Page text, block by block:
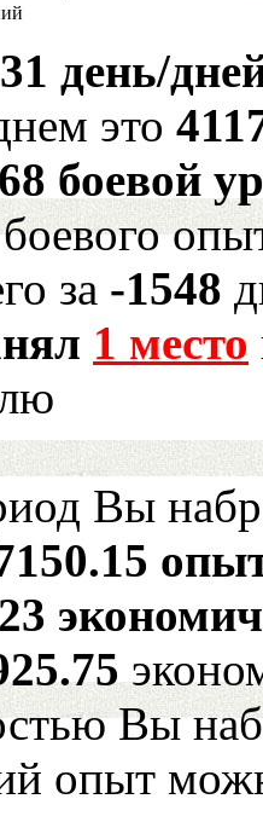
31 день/
это
68 боевой
боевого
за -1548
1 место
Вы
23
Вы
опыт